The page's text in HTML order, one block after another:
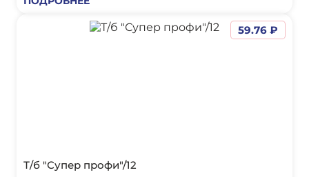
Т/б "Супер профи"/12
59.76 ₽